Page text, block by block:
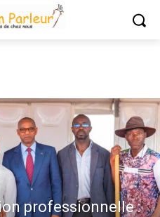
professionnelle :